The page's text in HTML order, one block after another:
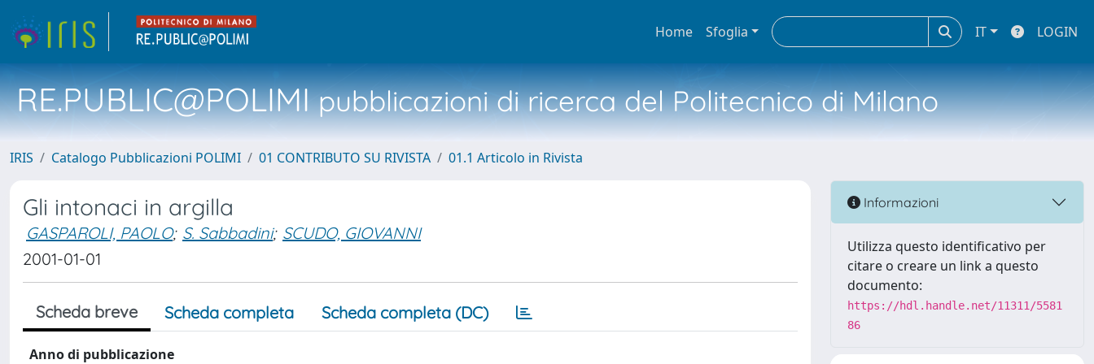
Home Sfoglia IT LOGIN
RE.PUBLIC@POLIMIpubblicazioni di ricerca del Politecnico di Milano
IRIS Catalogo Pubblicazioni POLIMI 01 CONTRIBUTO SU RIVISTA 01.1 Articolo in Rivista
Gli intonaci in argilla
GASPAROLI, PAOLO; S. Sabbadini; SCUDO, GIOVANNI
2001-01-01
Scheda breve Scheda completa Scheda completa (DC)
Anno di pubblicazione
Informazioni
Utilizza questo identificativo per
citare o creare un link a questo
documento:
https://hdl.handle.net/11311/5581
86